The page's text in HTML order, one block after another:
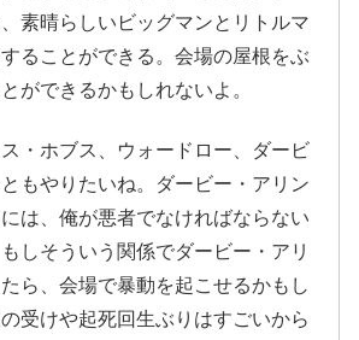
素晴らしいビッグマンとリトルマ
ることができる。会場の屋根をぶ
ができるかもしれないよ。
・ホブス、ウォードロー、ダービ
もやりたいね。ダービー・アリン
は、俺が悪者でなければならない
しそういう関係でダービー・アリ
ら、会場で暴動を起こせるかもし
受けや起死回生ぶりはすごいから